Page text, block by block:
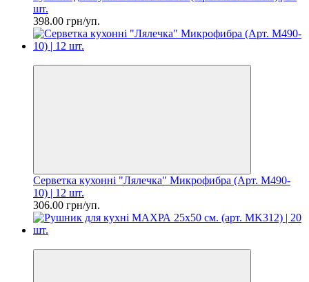
шт.
398.00 грн/уп.
Серветка кухонні "Лялечка" Микрофибра (Арт. M490-
10) | 12 шт.
306.00 грн/уп.